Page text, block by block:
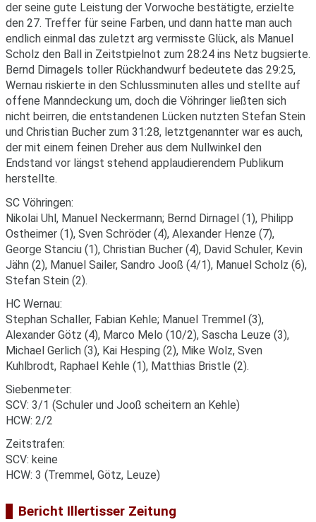
der seine gute Leistung der Vorwoche bestätigte, erzielte
den 27. Treffer für seine Farben, und dann hatte man auch
endlich einmal das zuletzt arg vermisste Glück, als Manuel
Scholz den Ball in Zeitstpielnot zum 28:24 ins Netz bugsierte.
Bernd Dirnagels toller Rückhandwurf bedeutete das 29:25,
Wernau riskierte in den Schlussminuten alles und stellte auf
offene Manndeckung um, doch die Vöhringer ließten sich
nicht beirren, die entstandenen Lücken nutzten Stefan Stein
und Christian Bucher zum 31:28, letztgenannter war es auch,
der mit einem feinen Dreher aus dem Nullwinkel den
Endstand vor längst stehend applaudierendem Publikum
herstellte.
SC Vöhringen:
Nikolai Uhl, Manuel Neckermann; Bernd Dirnagel (1), Philipp
Ostheimer (1), Sven Schröder (4), Alexander Henze (7),
George Stanciu (1), Christian Bucher (4), David Schuler, Kevin
Jähn (2), Manuel Sailer, Sandro Jooß (4/1), Manuel Scholz (6),
Stefan Stein (2).
HC Wernau:
Stephan Schaller, Fabian Kehle; Manuel Tremmel (3),
Alexander Götz (4), Marco Melo (10/2), Sascha Leuze (3),
Michael Gerlich (3), Kai Hesping (2), Mike Wolz, Sven
Kuhlbrodt, Raphael Kehle (1), Matthias Bristle (2).
Siebenmeter:
SCV: 3/1 (Schuler und Jooß scheitern an Kehle)
HCW: 2/2
Zeitstrafen:
SCV: keine
HCW: 3 (Tremmel, Götz, Leuze)
Bericht Illertisser Zeitung